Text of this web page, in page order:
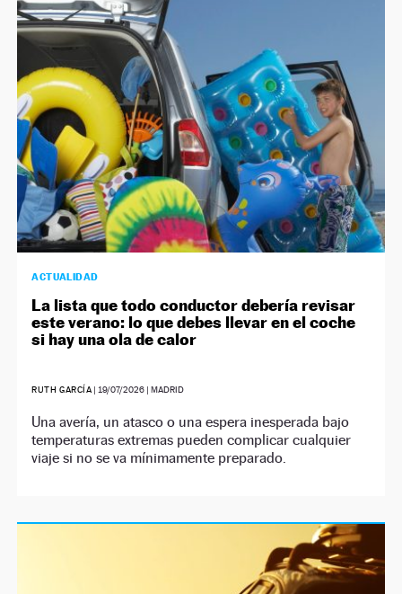
ACTUALIDAD
La lista que todo conductor debería revisar
este verano: lo que debes llevar en el coche
si hay una ola de calor
RUTH GARCÍA | 19/07/2026 | MADRID
Una avería, un atasco o una espera inesperada bajo
temperaturas extremas pueden complicar cualquier
viaje si no se va mínimamente preparado.